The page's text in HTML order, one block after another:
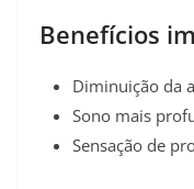
Benefícios
Diminuição da
Sono mais
Sensação de